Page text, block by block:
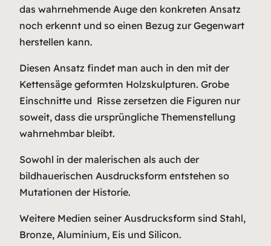
das wahrnehmende Auge den konkreten Ansatz
noch erkennt und so einen Bezug zur Gegenwart
herstellen kann.
Diesen Ansatz findet man auch in den mit der
Kettensäge geformten Holzskulpturen. Grobe
Einschnitte und Risse zersetzen die Figuren nur
soweit, dass die ursprüngliche Themenstellung
wahrnehmbar bleibt.
Sowohl in der malerischen als auch der
bildhauerischen Ausdrucksform entstehen so
Mutationen der Historie.
Weitere Medien seiner Ausdrucksform sind Stahl,
Bronze, Aluminium, Eis und Silicon.